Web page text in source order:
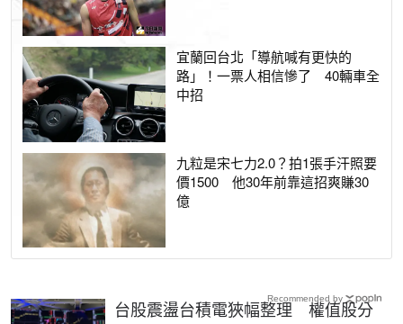
宜蘭回台北「導航喊有更快的
路」！一票人相信慘了 40輛車全
中招
九粒是宋七力2.0？拍1張手汗照要
價1500 他30年前靠這招爽賺30
億
台股震盪台積電狹幅整理 權值股分
Recommended by